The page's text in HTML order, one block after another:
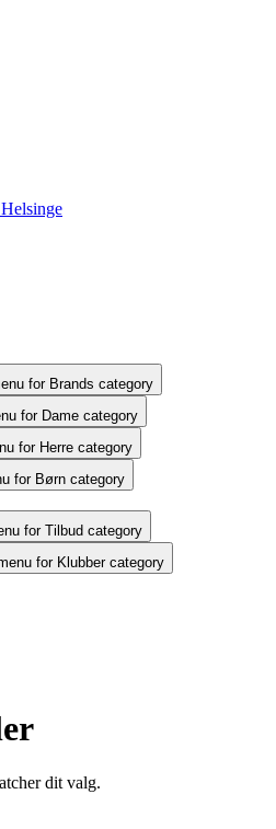
Helsinge
for Brands category
for Dame category
for Herre category
for Børn category
for Tilbud category
for Klubber category
dit valg.